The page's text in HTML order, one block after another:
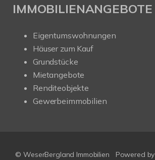
IMMOBILIENANGEBOTE
Eigentumswohnungen
Häuser zum Kauf
Grundstücke
Mietangebote
Renditeobjekte
Gewerbeimmobilien
© WeserBergland Immobilien Powered by